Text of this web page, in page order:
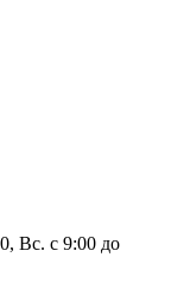
Вс. с 9:00 до